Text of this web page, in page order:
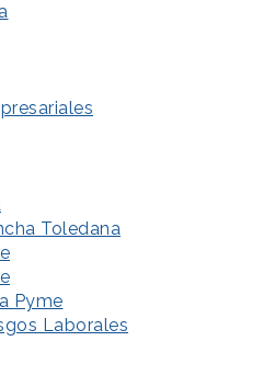
Toledana
Pyme
Laborales